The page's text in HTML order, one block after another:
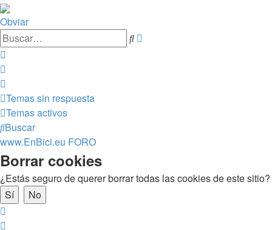
Obviar
Buscar
Temas sin respuesta
Temas activos
Buscar
www.EnBici.eu FORO
Borrar cookies
¿Estás seguro de querer borrar todas las cookies de este sitio?